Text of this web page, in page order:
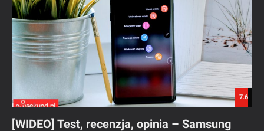
7.6
[WIDEO] Test, recenzja, opinia – Samsung